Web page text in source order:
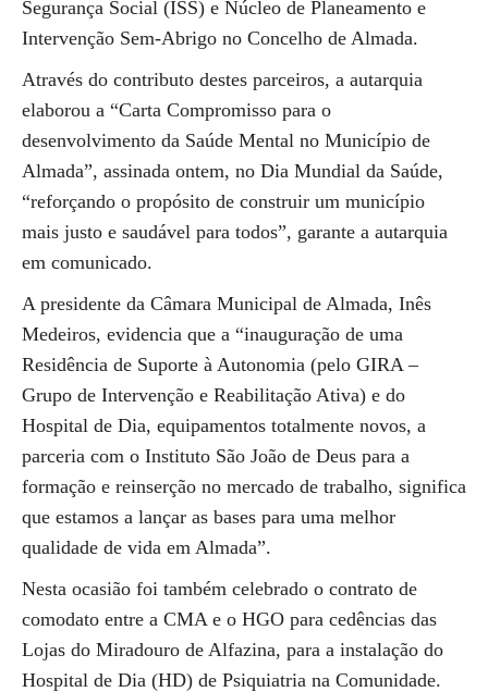
Segurança Social (ISS) e Núcleo de Planeamento e
Intervenção Sem-Abrigo no Concelho de Almada.
Através do contributo destes parceiros, a autarquia
elaborou a “Carta Compromisso para o
desenvolvimento da Saúde Mental no Município de
Almada”, assinada ontem, no Dia Mundial da Saúde,
“reforçando o propósito de construir um município
mais justo e saudável para todos”, garante a autarquia
em comunicado.
A presidente da Câmara Municipal de Almada, Inês
Medeiros, evidencia que a “inauguração de uma
Residência de Suporte à Autonomia (pelo GIRA –
Grupo de Intervenção e Reabilitação Ativa) e do
Hospital de Dia, equipamentos totalmente novos, a
parceria com o Instituto São João de Deus para a
formação e reinserção no mercado de trabalho, significa
que estamos a lançar as bases para uma melhor
qualidade de vida em Almada”.
Nesta ocasião foi também celebrado o contrato de
comodato entre a CMA e o HGO para cedências das
Lojas do Miradouro de Alfazina, para a instalação do
Hospital de Dia (HD) de Psiquiatria na Comunidade.